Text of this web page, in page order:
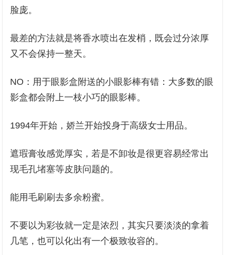
脸庞。
最差的方法就是将香水喷出在发梢，既会过分浓厚
又不会保持一整天。
NO：用于眼影盒附送的小眼影棒有错：大多数的眼
影盒都会附上一枝小巧的眼影棒。
1994年开始，娇兰开始投身于高级女士用品。
遮瑕膏妆感觉厚实，若是不卸妆是很更容易经常出
现毛孔堵塞等皮肤问题的。
能用毛刷刷去多余粉蜜。
不要以为彩妆就一定是浓烈，其实只要淡淡的拿着
几笔，也可以化出有一个极致妆容的。